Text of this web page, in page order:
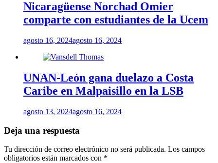
Nicaragüense Norchad Omier
comparte con estudiantes de la Ucem
agosto 16, 2024agosto 16, 2024
UNAN-León gana duelazo a Costa
Caribe en Malpaisillo en la LSB
agosto 13, 2024agosto 16, 2024
Deja una respuesta
Tu dirección de correo electrónico no será publicada. Los campos
obligatorios están marcados con *